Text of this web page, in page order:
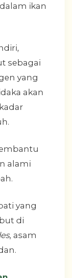
ikan
sebagai
yang
akan
alami
yang
di
, asam